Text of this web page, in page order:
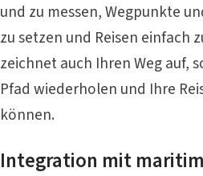
und zu messen, Wegpunkte
zu setzen und Reisen einfach
zeichnet auch Ihren Weg auf,
Pfad wiederholen und Ihre
können.
Integration mit